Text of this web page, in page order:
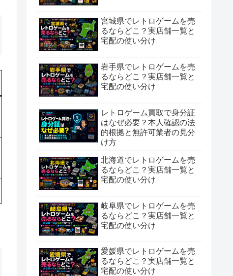
宮城県でレトロゲームを売
るならどこ？実店舗一覧と
宅配の使い分け
岩手県でレトロゲームを売
るならどこ？実店舗一覧と
宅配の使い分け
レトロゲーム買取で身分証
はなぜ必要？本人確認の法
的根拠と無許可業者の見分
け方
北海道でレトロゲームを売
るならどこ？実店舗一覧と
宅配の使い分け
岐阜県でレトロゲームを売
るならどこ？実店舗一覧と
宅配の使い分け
愛媛県でレトロゲームを売
るならどこ？実店舗一覧と
宅配の使い分け